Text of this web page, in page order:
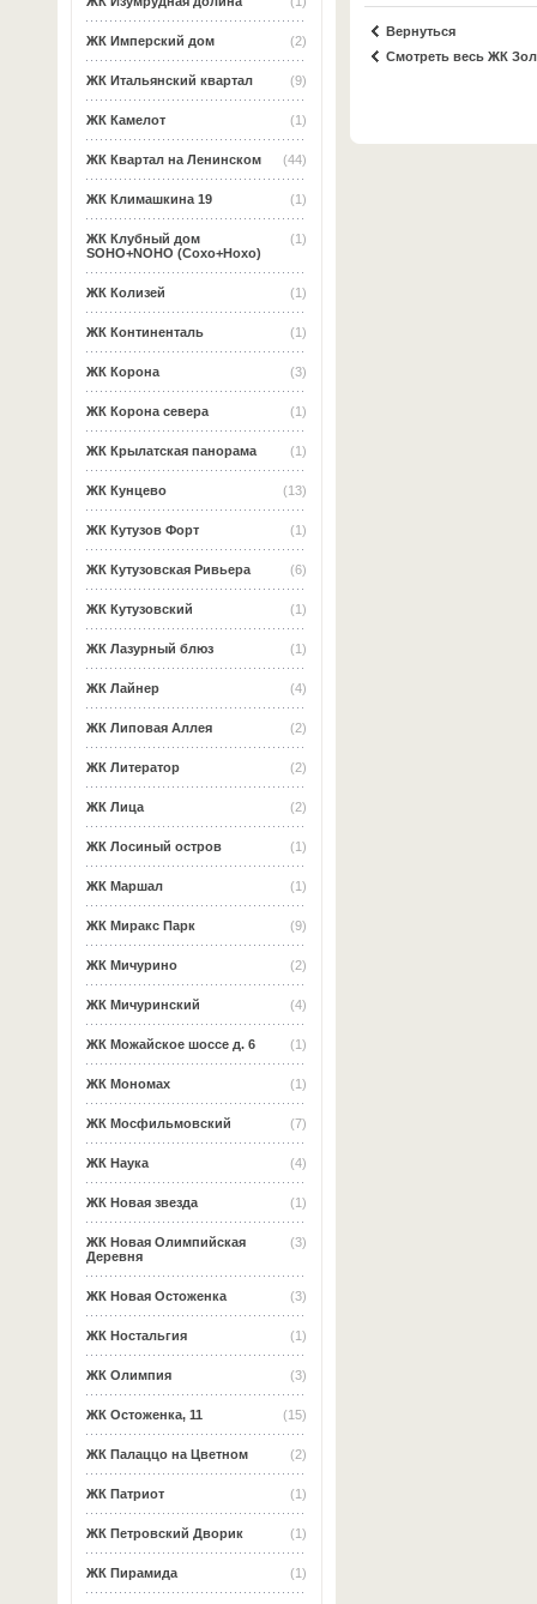
(2)
ЖК Имперский дом
(9)
ЖК Итальянский квартал
(1)
ЖК Камелот
(44)
ЖК Квартал на Ленинском
(1)
ЖК Климашкина 19
(1)
ЖК Клубный дом
SOHO+NOHO (Сохо+Нохо)
(1)
ЖК Колизей
(1)
ЖК Континенталь
(3)
ЖК Корона
(1)
ЖК Корона севера
(1)
ЖК Крылатская панорама
(13)
ЖК Кунцево
(1)
ЖК Кутузов Форт
(6)
ЖК Кутузовская Ривьера
(1)
ЖК Кутузовский
(1)
ЖК Лазурный блюз
(4)
ЖК Лайнер
(2)
ЖК Липовая Аллея
(2)
ЖК Литератор
(2)
ЖК Лица
(1)
ЖК Лосиный остров
(1)
ЖК Маршал
(9)
ЖК Миракс Парк
(2)
ЖК Мичурино
(4)
ЖК Мичуринский
(1)
ЖК Можайское шоссе д. 6
(1)
ЖК Мономах
(7)
ЖК Мосфильмовский
(4)
ЖК Наука
(1)
ЖК Новая звезда
(3)
ЖК Новая Олимпийская
Деревня
(3)
ЖК Новая Остоженка
(1)
ЖК Ностальгия
(3)
ЖК Олимпия
(15)
ЖК Остоженка, 11
(2)
ЖК Палаццо на Цветном
(1)
ЖК Патриот
(1)
ЖК Петровский Дворик
(1)
ЖК Пирамида
Вернуться
Смотреть весь ЖК